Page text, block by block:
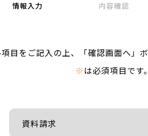
情報入力 内容確認
目をご記入の上、「確認画面へ」
※は必須項目です。